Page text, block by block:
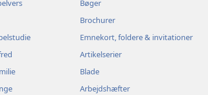
Bøger
Brochurer
Emnekort, foldere & invitationer
Artikelserier
Blade
Arbejdshæfter